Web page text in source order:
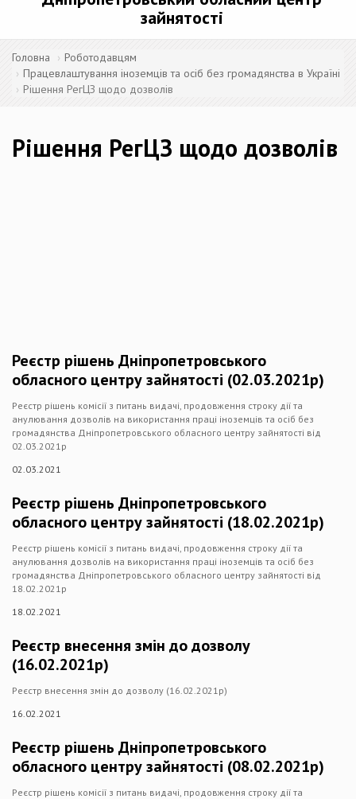
зайнятості
Головна
Роботодавцям
Працевлаштування іноземців та осіб без громадянства в Україні
Рішення РегЦЗ щодо дозволів
Рішення РегЦЗ щодо дозволів
Реєстр рішень Дніпропетровського
обласного центру зайнятості (02.03.2021р)
Реєстр рішень комісії з питань видачі, продовження строку дії та
анулювання дозволів на використання праці іноземців та осіб без
громадянства Дніпропетровського обласного центру зайнятості від
02.03.2021р
02.03.2021
Реєстр рішень Дніпропетровського
обласного центру зайнятості (18.02.2021р)
Реєстр рішень комісії з питань видачі, продовження строку дії та
анулювання дозволів на використання праці іноземців та осіб без
громадянства Дніпропетровського обласного центру зайнятості від
18.02.2021р
18.02.2021
Реєстр внесення змін до дозволу
(16.02.2021р)
Реєстр внесення змін до дозволу (16.02.2021р)
16.02.2021
Реєстр рішень Дніпропетровського
обласного центру зайнятості (08.02.2021р)
Реєстр рішень комісії з питань видачі, продовження строку дії та